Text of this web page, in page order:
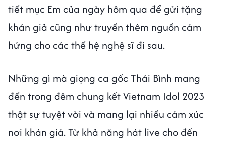
tiết mục Em của ngày hôm qua để gửi tặng
khán giả cũng như truyền thêm nguồn cảm
hứng cho các thế hệ nghệ sĩ đi sau.
Những gì mà giọng ca gốc Thái Bình mang
đến trong đêm chung kết Vietnam Idol 2023
thật sự tuyệt vời và mang lại nhiều cảm xúc
nơi khán giả. Từ khả năng hát live cho đến